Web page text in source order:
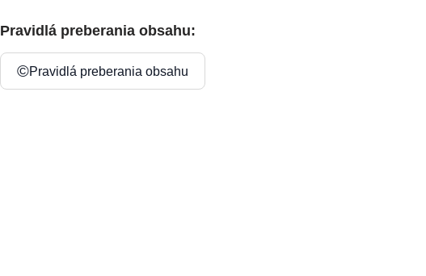
Pravidlá preberania obsahu:
©Pravidlá preberania obsahu